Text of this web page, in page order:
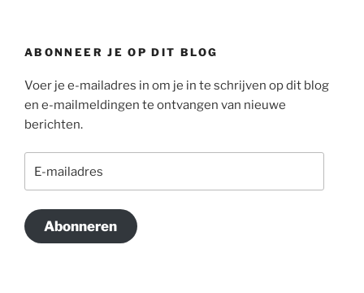
ABONNEER JE OP DIT BLOG
Voer je e-mailadres in om je in te schrijven op dit blog
en e-mailmeldingen te ontvangen van nieuwe
berichten.
mailadres
Abonneren